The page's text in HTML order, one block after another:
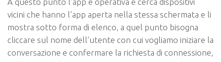
vicini che hanno l’app aperta nella stessa schermata e li
mostra sotto forma di elenco, a quel punto bisogna
cliccare sul nome dell’utente con cui vogliamo iniziare la
conversazione e confermare la richiesta di connessione,